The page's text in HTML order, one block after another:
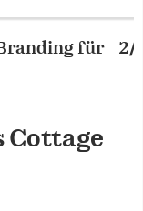
für
2/10
Cottage